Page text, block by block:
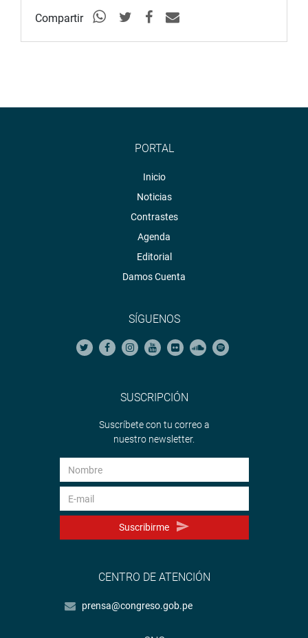
Compartir
PORTAL
Inicio
Noticias
Contrastes
Agenda
Editorial
Damos Cuenta
SÍGUENOS
SUSCRIPCIÓN
Suscríbete con tu correo a
nuestro newsletter.
Suscribirme
CENTRO DE ATENCIÓN
prensa@congreso.gob.pe